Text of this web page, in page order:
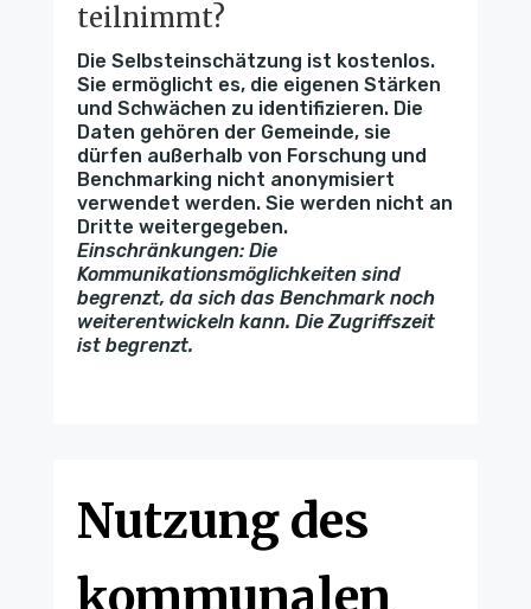
teilnimmt?
Die Selbsteinschätzung ist kostenlos.
Sie ermöglicht es, die eigenen Stärken
und Schwächen zu identifizieren. Die
Daten gehören der Gemeinde, sie
dürfen außerhalb von Forschung und
Benchmarking nicht anonymisiert
verwendet werden. Sie werden nicht an
Dritte weitergegeben.
Einschränkungen: Die
Kommunikationsmöglichkeiten sind
begrenzt, da sich das Benchmark noch
weiterentwickeln kann. Die Zugriffszeit
ist begrenzt.
Nutzung des